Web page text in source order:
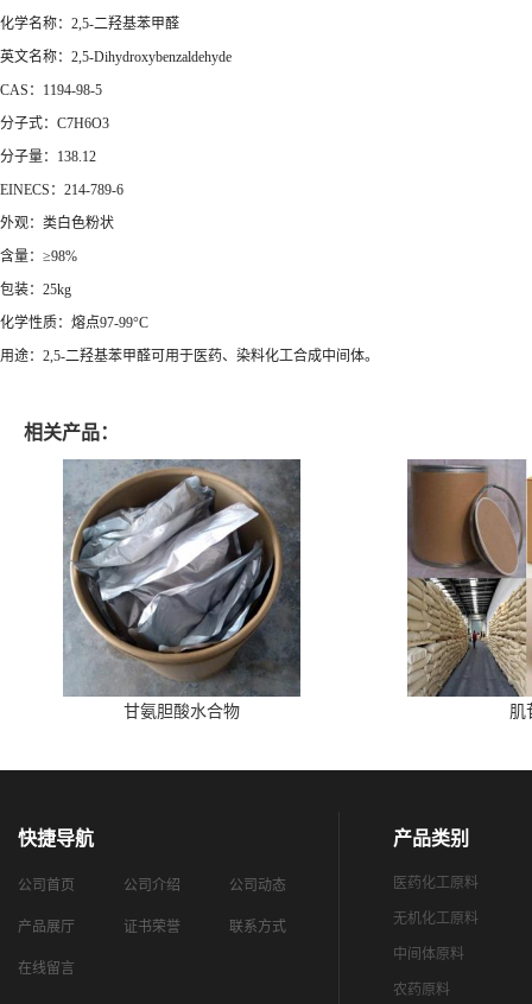
化学名称：2,5-二羟基苯甲醛
英文名称：2,5-Dihydroxybenzaldehyde
CAS：1194-98-5
分子式：C7H6O3
分子量：138.12
EINECS：214-789-6
外观：类白色粉状
含量：≥98%
包装：25kg
化学性质：熔点97-99°C
用途：2,5-二羟基苯甲醛可用于医药、染料化工合成中间体。
相关产品：
甘氨胆酸水合物 肌
快捷导航
公司首页 公司介绍 公司动态
产品展厅 证书荣誉 联系方式
在线留言
产品类别
医药化工原料
无机化工原料
中间体原料
农药原料